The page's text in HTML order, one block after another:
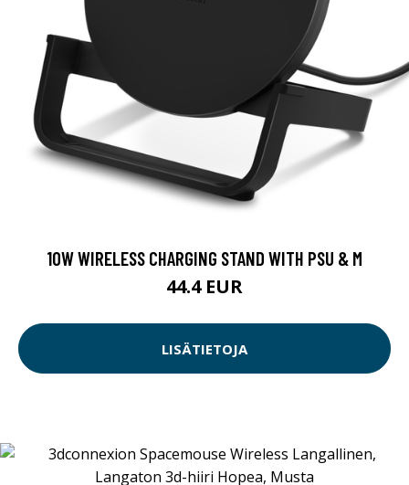
10W WIRELESS CHARGING STAND WITH PSU & M
44.4 EUR
LISÄTIETOJA